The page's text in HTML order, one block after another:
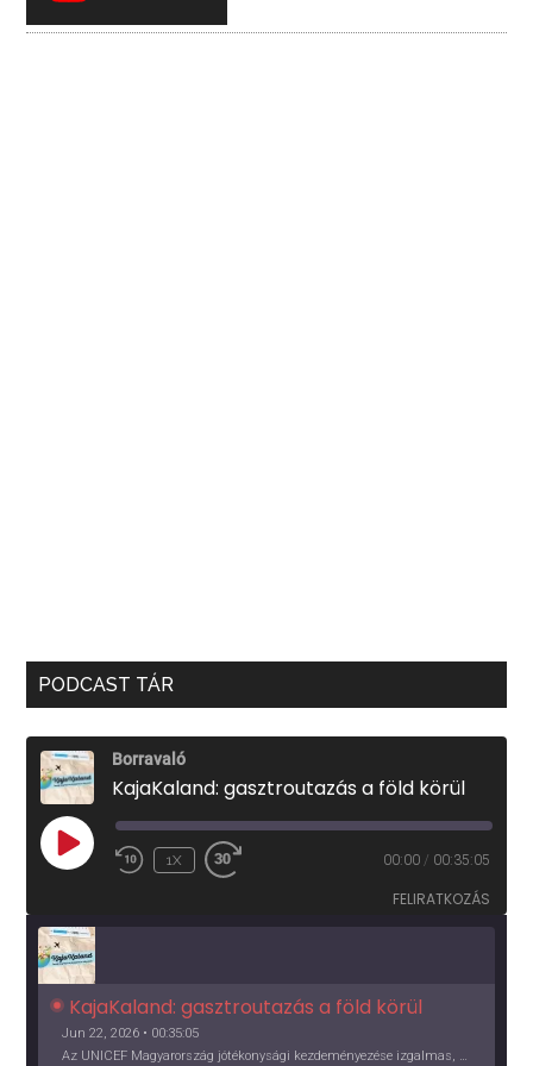
PODCAST TÁR
Borravaló
KajaKaland: gasztroutazás a föld körül
PLAY
EPISODE
1X 00:00 / 00:35:05
FELIRATKOZÁS
KajaKaland: gasztroutazás a föld körül
Jun 22, 2026 • 00:35:05
Az UNICEF Magyarország jótékonysági kezdeményezése izgalmas, egész éves világkörüli ízutazásra hív, igazi családi program és gasztroedukáció, illetve segítség a rászorulóknak is egyben.